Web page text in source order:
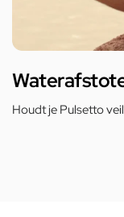
Houdt je Pulsetto